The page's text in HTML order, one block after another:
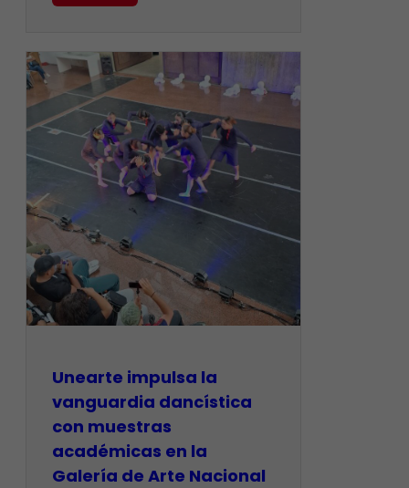
Unearte impulsa la
vanguardia dancística
con muestras
académicas en la
Galería de Arte Nacional